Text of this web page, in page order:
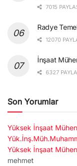
7015
Radye
12070
İnşaat
6327
Son Yorumlar
Yüksek İnşaat
Yüksek İnşaat
mehmet